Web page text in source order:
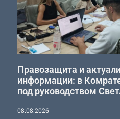
Правозащита и
информации: в
под руководством
08.08.2026